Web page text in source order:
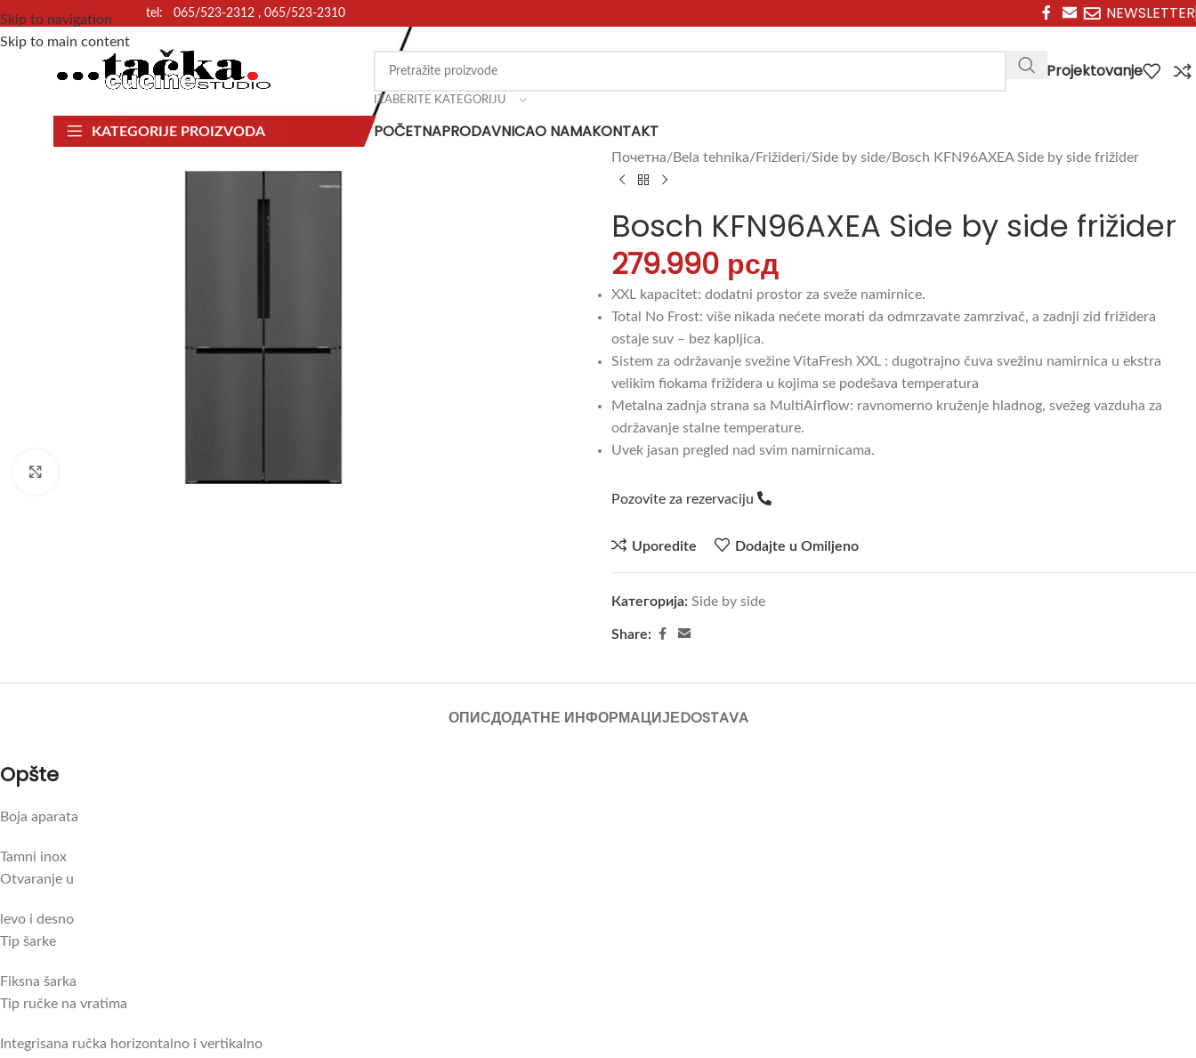
Skip to navigation
Skip to main content
tel: 065/523-2312 , 065/523-2310 NEWSLETTER
IZABERITE KATEGORIJU
Projektovanje
KATEGORIJE PROIZVODA POČETNAPRODAVNICAO NAMAKONTAKT
Почетна Bela tehnika Frižideri Side by side Bosch KFN96AXEA Side by side frižider
Bosch KFN96AXEA Side by side frižider
279.990 рсд
XXL kapacitet: dodatni prostor za sveže namirnice.
Total No Frost: više nikada nećete morati da odmrzavate zamrzivač, a zadnji zid frižidera
ostaje suv – bez kapljica.
Sistem za održavanje svežine VitaFresh XXL : dugotrajno čuva svežinu namirnica u ekstra
velikim fiokama frižidera u kojima se podešava temperatura
Metalna zadnja strana sa MultiAirflow: ravnomerno kruženje hladnog, svežeg vazduha za
održavanje stalne temperature.
Uvek jasan pregled nad svim namirnicama.
Pozovite za rezervaciju
Uporedite Dodajte u Omiljeno
Категорија: Side by side
Share:
ОПИСДОДАТНЕ ИНФОРМАЦИЈЕDOSTAVA
Opšte
Boja aparata
Tamni inox
Otvaranje u
levo i desno
Tip šarke
Fiksna šarka
Tip ručke na vratima
Integrisana ručka horizontalno i vertikalno